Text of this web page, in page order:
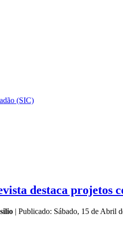
(SIC)
destaca projetos
| Publicado: Sábado, 15 de Abril